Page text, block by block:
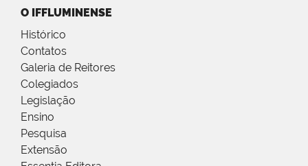
O IFFLUMINENSE
Histórico
Contatos
Galeria de Reitores
Colegiados
Legislação
Ensino
Pesquisa
Extensão